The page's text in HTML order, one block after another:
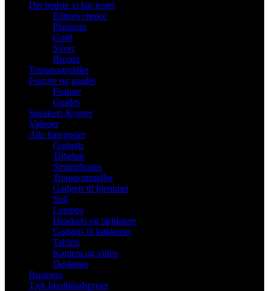
Det bedste vi har testet
Editors choice
Platinum
Gold
Silver
Bronze
Transportmidler
Feature og guides
Feature
Guides
Speakers Korner
Videoer
Alle kategorier
Gadgets
Tilbehør
Smartphones
Transportmidler
Gadgets til hjemmet
Spil
Laptops
Headsets og højttalere
Gadgets til køkkenet
Tablets
Kamera og video
Desktops
Business
Tjek bredbåndspriser